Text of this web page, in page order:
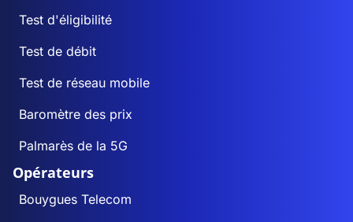
Test d'éligibilité
Test de débit
Test de réseau mobile
Baromètre des prix
Palmarès de la 5G
Opérateurs
Bouygues Telecom